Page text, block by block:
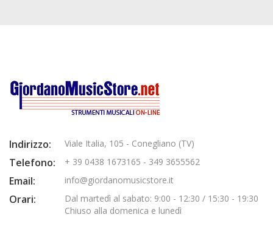
Indirizzo: Viale Italia, 105 - Conegliano (TV)
Telefono: + 39 0438 1673165 - 349 3655562
Email: info@giordanomusicstore.it
Orari:
Dal martedì al sabato: 9:00 - 12:30 / 15:30 - 19:30
Chiuso alla domenica e lunedì